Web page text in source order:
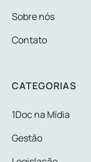
Sobre nós
Contato
CATEGORIAS
1Doc na Mídia
Gestão